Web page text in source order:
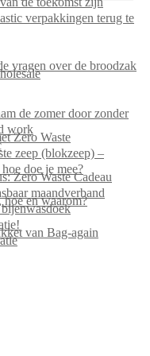
verpakkingen terug te
vragen over de broodzak
de zomer door zonder
work
Zero Waste
zeep (blokzeep) –
doe je mee?
Zero Waste Cadeau
maandverband
hoe en waarom?
van Bag-again